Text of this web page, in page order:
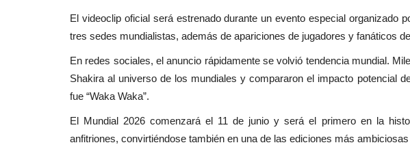
El videoclip oficial será estrenado durante un evento especial organizado
tres sedes mundialistas, además de apariciones de jugadores y fanáticos
En redes sociales, el anuncio rápidamente se volvió tendencia mundial.
Shakira al universo de los mundiales y compararon el impacto potencial
fue “Waka Waka”.
El Mundial 2026 comenzará el 11 de junio y será el primero en la
anfitriones, convirtiéndose también en una de las ediciones más